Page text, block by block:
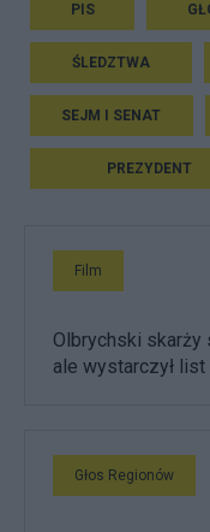
PIS
ŚLEDZTWA
SEJM I SENAT
PREZYDENT
Film
Olbrychski skarży
ale wystarczył list
Głos Regionów